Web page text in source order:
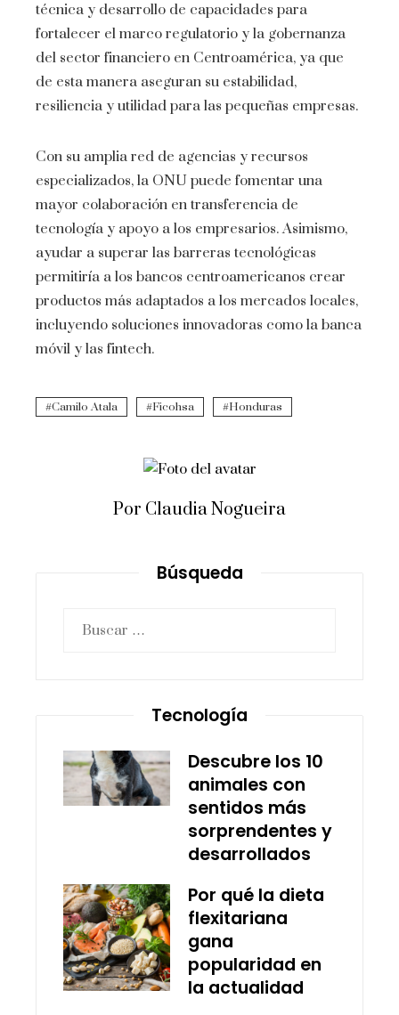
técnica y desarrollo de capacidades para
fortalecer el marco regulatorio y la gobernanza
del sector financiero en Centroamérica, ya que
de esta manera aseguran su estabilidad,
resiliencia y utilidad para las pequeñas empresas.
Con su amplia red de agencias y recursos
especializados, la ONU puede fomentar una
mayor colaboración en transferencia de
tecnología y apoyo a los empresarios. Asimismo,
ayudar a superar las barreras tecnológicas
permitiría a los bancos centroamericanos crear
productos más adaptados a los mercados locales,
incluyendo soluciones innovadoras como la banca
móvil y las fintech.
Camilo Atala Ficohsa Honduras
Por Claudia Nogueira
Búsqueda
Tecnología
Descubre los 10
animales con
sentidos más
sorprendentes y
desarrollados
Por qué la dieta
flexitariana
gana
popularidad en
la actualidad